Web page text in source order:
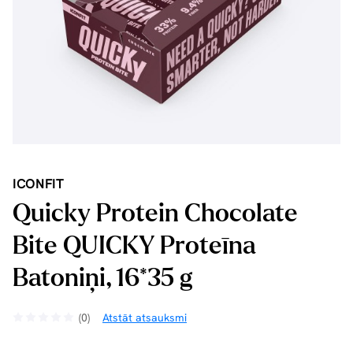
ICONFIT
Quicky Protein Chocolate
Bite QUICKY Proteīna
Batoniņi, 16*35 g
(0) Atstāt atsauksmi